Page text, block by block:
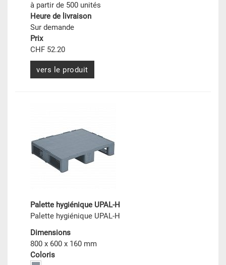
à partir de 500 unités
Heure de livraison
Sur demande
Prix
CHF 52.20
vers le produit
Palette hygiénique UPAL-H
Palette hygiénique UPAL-H
Dimensions
800 x 600 x 160 mm
Coloris